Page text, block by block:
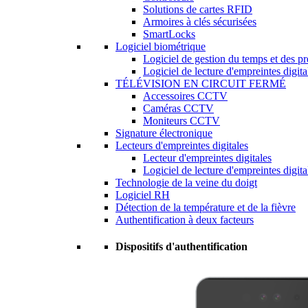
Solutions de cartes RFID
Armoires à clés sécurisées
SmartLocks
Logiciel biométrique
Logiciel de gestion du temps et des
Logiciel de lecture d'empreintes
TÉLÉVISION EN CIRCUIT FERMÉ
Accessoires CCTV
Caméras CCTV
Moniteurs CCTV
Signature électronique
Lecteurs d'empreintes digitales
Lecteur d'empreintes digitales
Logiciel de lecture d'empreintes
Technologie de la veine du doigt
Logiciel RH
Détection de la température et de la fièvre
Authentification à deux facteurs
Dispositifs d'authentification